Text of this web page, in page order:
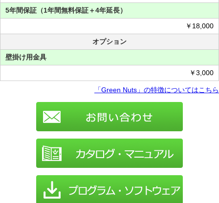
5年間保証（1年間無料保証＋4年延長）
￥18,000
オプション
壁掛け用金具
￥3,000
「Green Nuts」の特徴についてはこちら